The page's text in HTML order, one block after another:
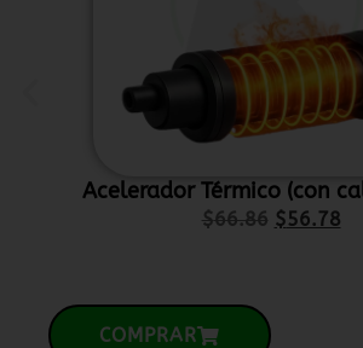
Acelerador Térmico (con
$66.86 $56.78
COMPRAR